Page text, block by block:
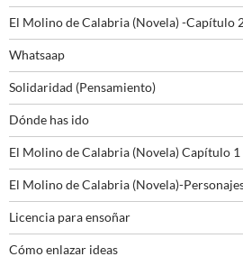
El Molino de Calabria (Novela) -Capítulo
Whatsaap
Solidaridad (Pensamiento)
Dónde has ido
El Molino de Calabria (Novela) Capítulo 1
El Molino de Calabria (Novela)-
Licencia para ensoñar
Cómo enlazar ideas